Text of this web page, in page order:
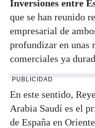
Inversiones entre
que se han reunido
empresarial de
profundizar en unas
comerciales ya
PUBLICIDAD
En este sentido,
Arabia Saudí es el
de España en